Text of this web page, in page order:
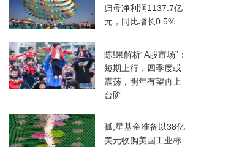
归母净利润1137.7亿
元，同比增长0.5%
陈!果解析“A股市场”：
短期上行，四季度或
震荡，明年有望再上
台阶
孤;星基金准备以38亿
美元收购美国工业标